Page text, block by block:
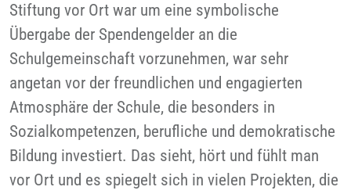
Stiftung vor Ort war um eine symbolische
Übergabe der Spendengelder an die
Schulgemeinschaft vorzunehmen, war sehr
angetan vor der freundlichen und engagierten
Atmosphäre der Schule, die besonders in
Sozialkompetenzen, berufliche und demokratische
Bildung investiert. Das sieht, hört und fühlt man
vor Ort und es spiegelt sich in vielen Projekten, die